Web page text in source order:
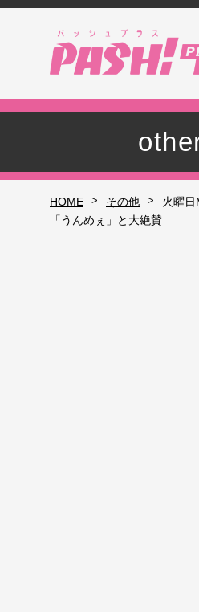
HOME > その他 >
火曜
「うんめぇ」と大絶賛